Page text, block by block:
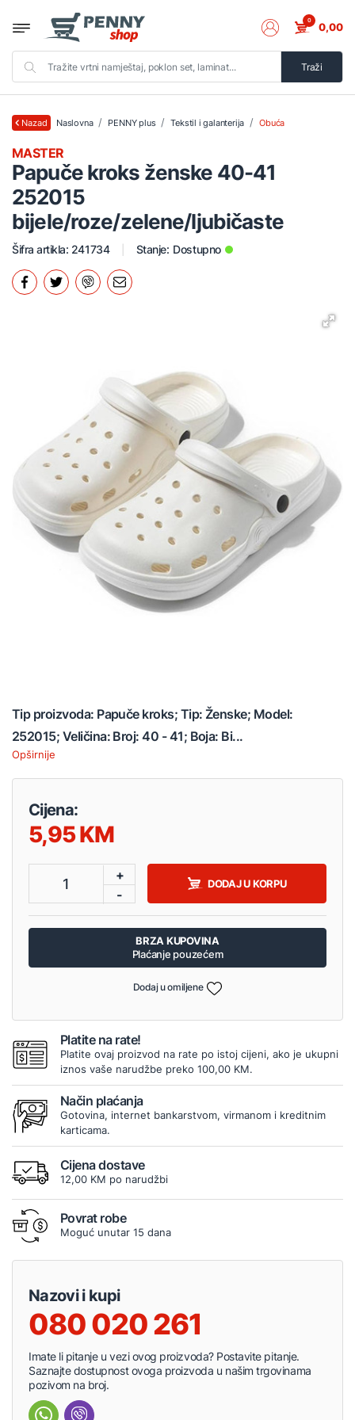
Traži
0 0,00
Nazad Naslovna PENNY plus Tekstil i galanterija Obuća
Papuče kroks ženske 40-41
252015
bijele/roze/zelene/ljubičaste
MASTER
Šifra artikla: 241734 Stanje: Dostupno
Tip proizvoda: Papuče kroks; Tip: Ženske; Model:
252015; Veličina: Broj: 40 - 41; Boja: Bi...
Opširnije
Cijena:
5,95
1
+
-
DODAJ U KORPU
BRZA KUPOVINA
Plaćanje pouzećem
Dodaj u omiljene
Platite na rate!
Platite ovaj proizvod na rate po istoj cijeni, ako je ukupni
iznos vaše narudžbe preko 100,00 KM.
Način plaćanja
Gotovina, internet bankarstvom, virmanom i kreditnim
karticama.
Cijena dostave
12,00 KM po narudžbi
Povrat robe
Moguć unutar 15 dana
Nazovi i kupi
080 020 261
Imate li pitanje u vezi ovog proizvoda? Postavite pitanje.
Saznajte dostupnost ovoga proizvoda u našim trgovinama
pozivom na broj.